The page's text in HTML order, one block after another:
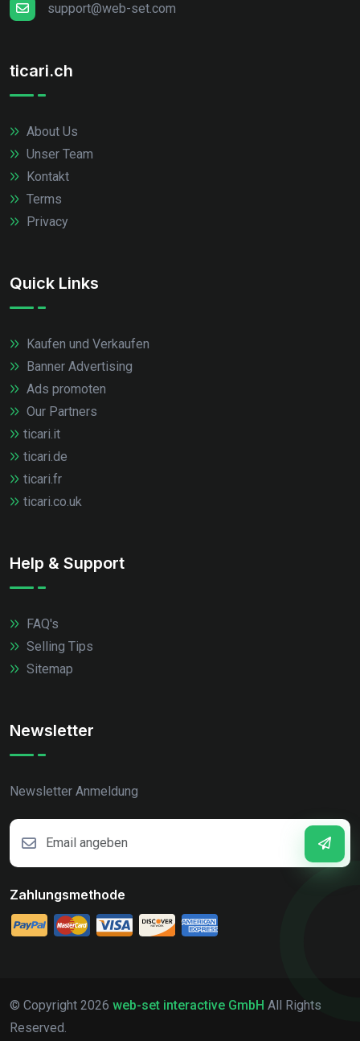
support@web-set.com
ticari.ch
About Us
Unser Team
Kontakt
Terms
Privacy
Quick Links
Kaufen und Verkaufen
Banner Advertising
Ads promoten
Our Partners
ticari.it
ticari.de
ticari.fr
ticari.co.uk
Help & Support
FAQ's
Selling Tips
Sitemap
Newsletter
Newsletter Anmeldung
Zahlungsmethode
© Copyright 2026 web-set interactive GmbH All Rights
Reserved.